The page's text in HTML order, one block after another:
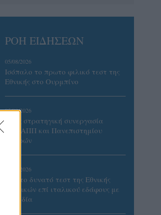
ΡΟΗ ΕΙΔΗΣΕΩΝ
05/08/2026
Ισόπαλο το πρωτο φιλικό τεστ της
Εθνικής στο Ουρμπίνο
05/08/2026
Προς στρατηγική συνεργασία
ΠΑΣΑΠΠ και Πανεπιστημίου
Πατρών
05/08/2026
Πρώτο δυνατό τεστ της Εθνικής
Γυναικών επί ιταλικού εδάφους με
Σουηδία